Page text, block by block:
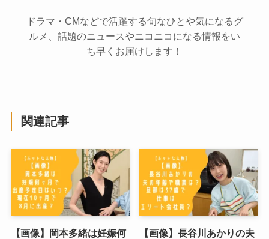
ドラマ・CMなどで活躍する旬なひとや気になるグ
ルメ、話題のニュースやニコニコになる情報をい
ち早くお届けします！
関連記事
【画像】岡本多緒は妊娠何
【画像】長谷川あかりの夫